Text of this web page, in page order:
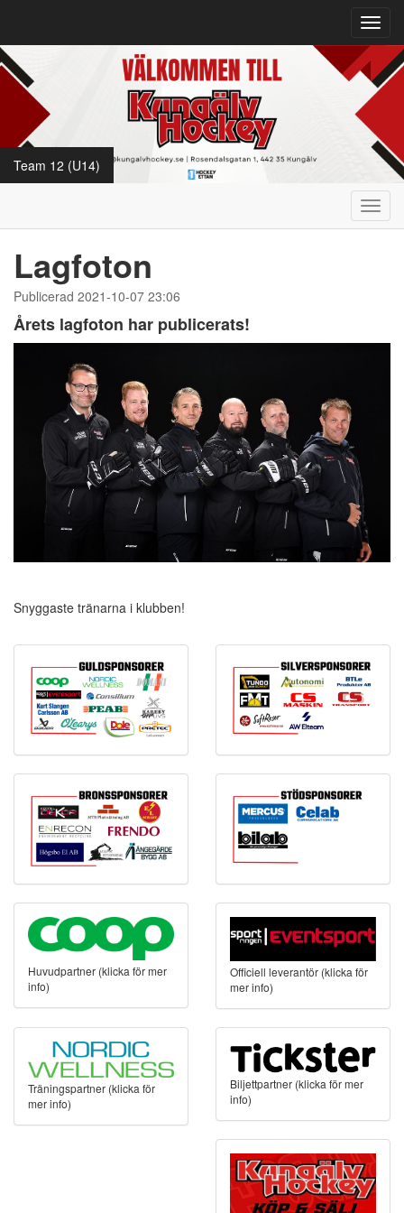
Team 12 (U14)
Lagfoton
Publicerad 2021-10-07 23:06
Årets lagfoton har publicerats!
Snyggaste tränarna i klubben!
Huvudpartner (klicka för mer
info)
Officiell leverantör (klicka för
mer info)
Träningspartner (klicka för
mer info)
Biljettpartner (klicka för mer
info)